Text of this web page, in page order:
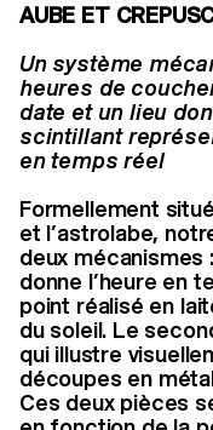
AUBE ET
Un système
heures de
date et un lieu
scintillant
en temps réel
Formellement
et l’astrolabe,
deux mécanismes
donne l’heure en
point réalisé en
du soleil. Le
qui illustre
découpes en
Ces deux pièces